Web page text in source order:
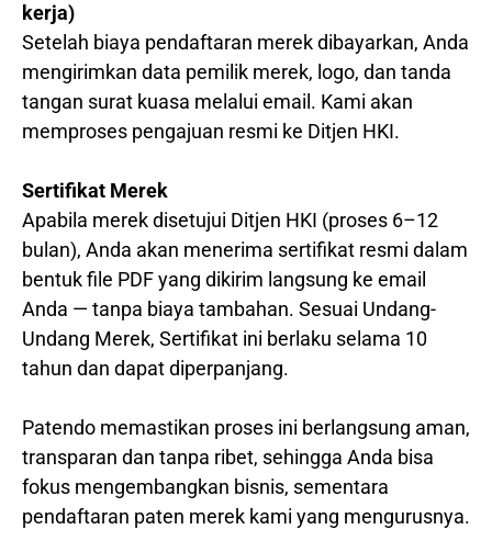
kerja)
Setelah biaya pendaftaran merek dibayarkan, Anda
mengirimkan data pemilik merek, logo, dan tanda
tangan surat kuasa melalui email. Kami akan
memproses pengajuan resmi ke Ditjen HKI.
Sertifikat Merek
Apabila merek disetujui Ditjen HKI (proses 6–12
bulan), Anda akan menerima sertifikat resmi dalam
bentuk file PDF yang dikirim langsung ke email
Anda — tanpa biaya tambahan. Sesuai Undang-
Undang Merek, Sertifikat ini berlaku selama 10
tahun dan dapat diperpanjang.
Patendo memastikan proses ini berlangsung aman,
transparan dan tanpa ribet, sehingga Anda bisa
fokus mengembangkan bisnis, sementara
pendaftaran paten merek kami yang mengurusnya.